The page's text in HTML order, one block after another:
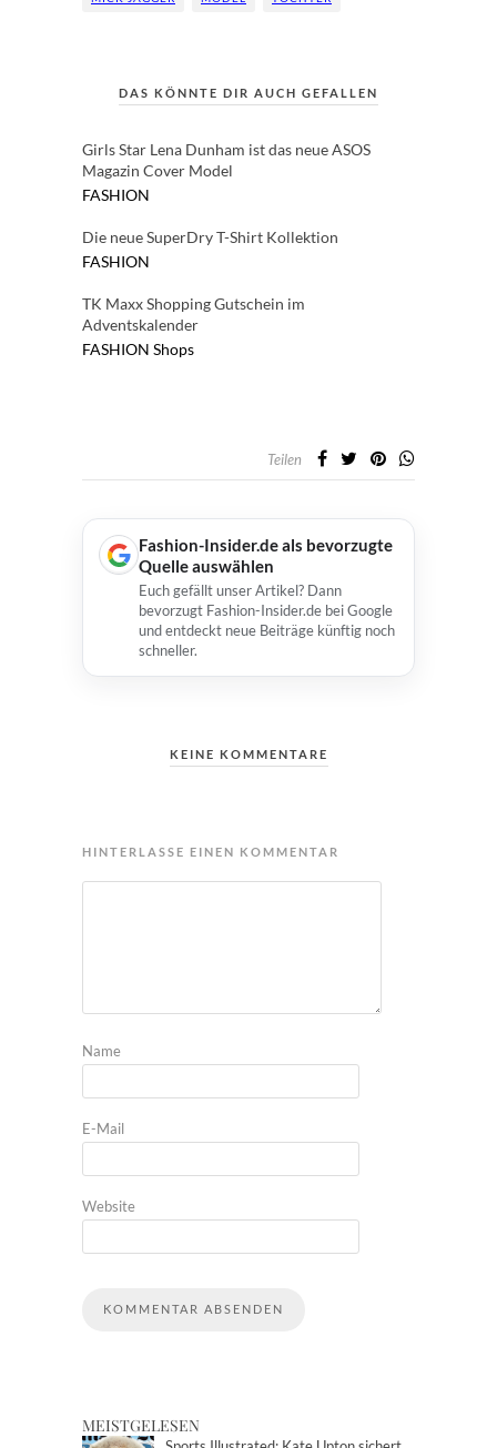
DAS KÖNNTE DIR AUCH GEFALLEN
Girls Star Lena Dunham ist das neue ASOS
Magazin Cover Model
FASHION
Die neue SuperDry T-Shirt Kollektion
FASHION
TK Maxx Shopping Gutschein im
Adventskalender
FASHION Shops
Teilen
Fashion-Insider.de als bevorzugte
Quelle auswählen
Euch gefällt unser Artikel? Dann
bevorzugt Fashion-Insider.de bei Google
und entdeckt neue Beiträge künftig noch
schneller.
KEINE KOMMENTARE
HINTERLASSE EINEN KOMMENTAR
Name
E-Mail
Website
MEISTGELESEN